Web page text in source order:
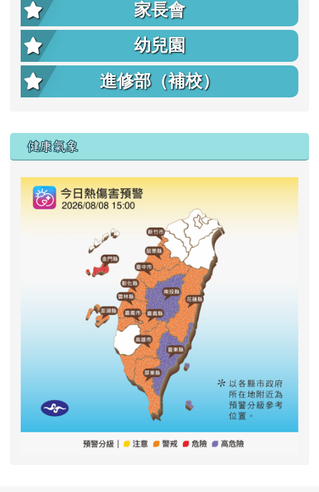
家長會
幼兒園
進修部（補校）
右邊區域內容
健康氣象